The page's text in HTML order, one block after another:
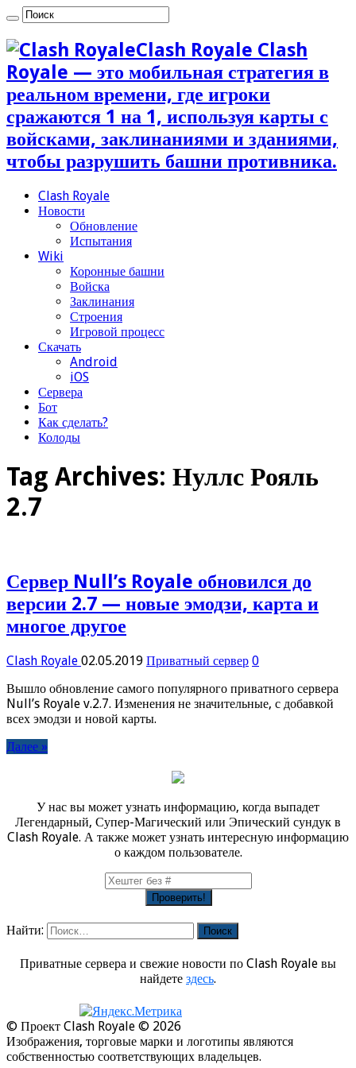
Clash Royale Clash
Royale — это мобильная стратегия в
реальном времени, где игроки
сражаются 1 на 1, используя карты с
войсками, заклинаниями и зданиями,
чтобы разрушить башни противника.
Clash Royale
Новости
Обновление
Испытания
Wiki
Коронные башни
Войска
Заклинания
Строения
Игровой процесс
Скачать
Android
iOS
Сервера
Бот
Как сделать?
Колоды
Tag Archives: Нуллс Рояль
2.7
Сервер Null’s Royale обновился до
версии 2.7 — новые эмодзи, карта и
многое другое
Clash Royale 02.05.2019 Приватный сервер 0
Вышло обновление самого популярного приватного сервера
Null’s Royale v.2.7. Изменения не значительные, с добавкой
всех эмодзи и новой карты.
Далее »
У нас вы может узнать информацию, когда выпадет
Легендарный, Супер-Магический или Эпический сундук в
Clash Royale. А также может узнать интересную информацию
о каждом пользователе.
Найти:
Приватные сервера и свежие новости по Clash Royale вы
найдете здесь.
© Проект Clash Royale © 2026
Изображения, торговые марки и логотипы являются
собственностью соответствующих владельцев.